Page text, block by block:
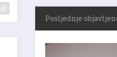
Posljednje